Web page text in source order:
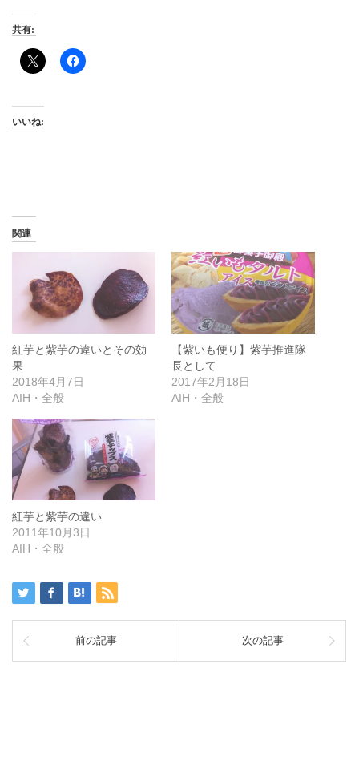
共有:
いいね:
関連
紅芋と紫芋の違いとその効
果
2018年4月7日
AIH・全般
【紫いも便り】紫芋推進隊
長として
2017年2月18日
AIH・全般
紅芋と紫芋の違い
2011年10月3日
AIH・全般
前の記事 次の記事